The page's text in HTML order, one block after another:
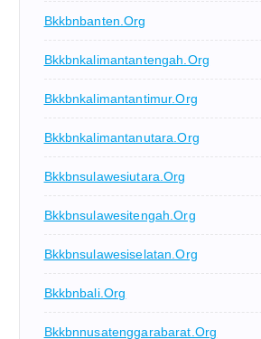
Bkkbnbanten.org
Bkkbnkalimantantengah.org
Bkkbnkalimantantimur.org
Bkkbnkalimantanutara.org
Bkkbnsulawesiutara.org
Bkkbnsulawesitengah.org
Bkkbnsulawesiselatan.org
Bkkbnbali.org
Bkkbnnusatenggarabarat.org